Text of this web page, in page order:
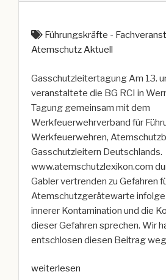
Führungskräfte -
Atemschutz Aktuell
Gasschutzleitertagung Am 13.
veranstaltete die BG RCI in
Tagung gemeinsam mit dem
Werkfeuerwehrverband für
Werkfeuerwehren,
Gasschutzleitern Deutschlands.
www.atemschutzlexikon.com
Gabler vertrenden zu Gefahren
Atemschutzgerätewarte infolge
innerer Kontamination und die
dieser Gefahren sprechen. Wir
entschlosen diesen Beitrag
„Fachtagung
weiterlesen